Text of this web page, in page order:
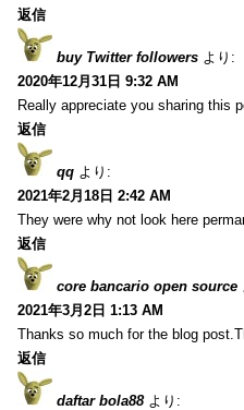
返信
buy Twitter followers より:
2020年12月31日 9:32 AM
Really appreciate you sharing this
返信
qq より:
2021年2月18日 2:42 AM
They were why not look here
返信
core bancario open source
2021年3月2日 1:13 AM
Thanks so much for the blog
返信
daftar bola88 より: